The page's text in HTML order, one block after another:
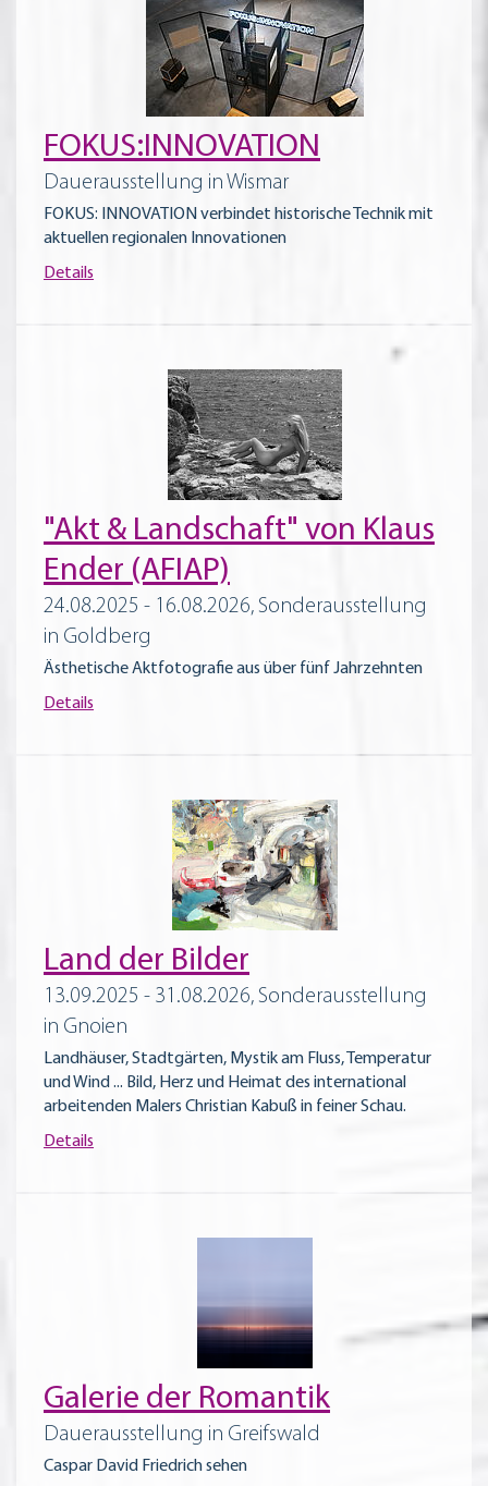
FOKUS:INNOVATION
Dauerausstellung in Wismar
FOKUS: INNOVATION verbindet historische Technik mit
aktuellen regionalen Innovationen
Details
"Akt & Landschaft" von Klaus
Ender (AFIAP)
24.08.2025 - 16.08.2026, Sonderausstellung
in Goldberg
Ästhetische Aktfotografie aus über fünf Jahrzehnten
Details
Land der Bilder
13.09.2025 - 31.08.2026, Sonderausstellung
in Gnoien
Landhäuser, Stadtgärten, Mystik am Fluss, Temperatur
und Wind ... Bild, Herz und Heimat des international
arbeitenden Malers Christian Kabuß in feiner Schau.
Details
Galerie der Romantik
Dauerausstellung in Greifswald
Caspar David Friedrich sehen